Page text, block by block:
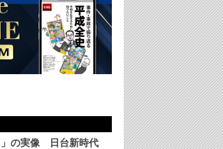
の実像 日台新時代